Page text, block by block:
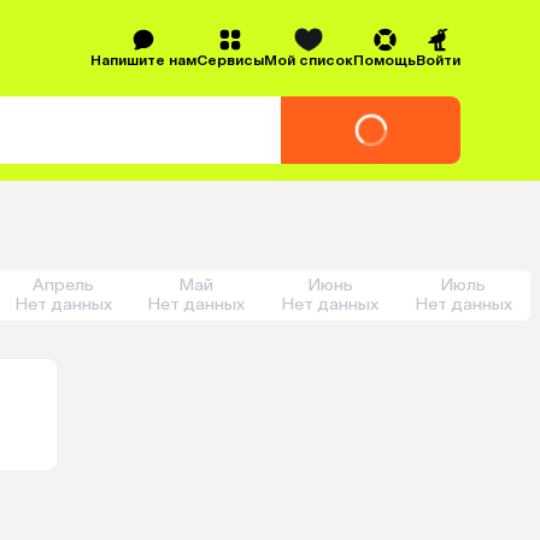
Напишите намСервисыМой списокПомощьВойти
Апрель
Нет данных
Май
Нет данных
Июнь
Нет данных
Июль
Нет данных